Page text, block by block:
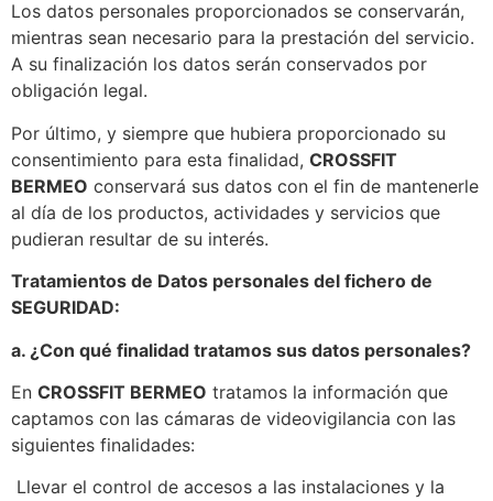
Los datos personales proporcionados se conservarán,
mientras sean necesario para la prestación del servicio.
A su finalización los datos serán conservados por
obligación legal.
Por último, y siempre que hubiera proporcionado su
consentimiento para esta finalidad, CROSSFIT
BERMEO conservará sus datos con el fin de mantenerle
al día de los productos, actividades y servicios que
pudieran resultar de su interés.
Tratamientos de Datos personales del fichero de
SEGURIDAD:
a. ¿Con qué finalidad tratamos sus datos personales?
En CROSSFIT BERMEO tratamos la información que
captamos con las cámaras de videovigilancia con las
siguientes finalidades:
Llevar el control de accesos a las instalaciones y la